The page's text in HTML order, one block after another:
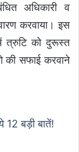
अधिकारी व
करवाया। इस
त्रुटि को दुरूस्त
की सफाई करवाने
बड़ी बातें!